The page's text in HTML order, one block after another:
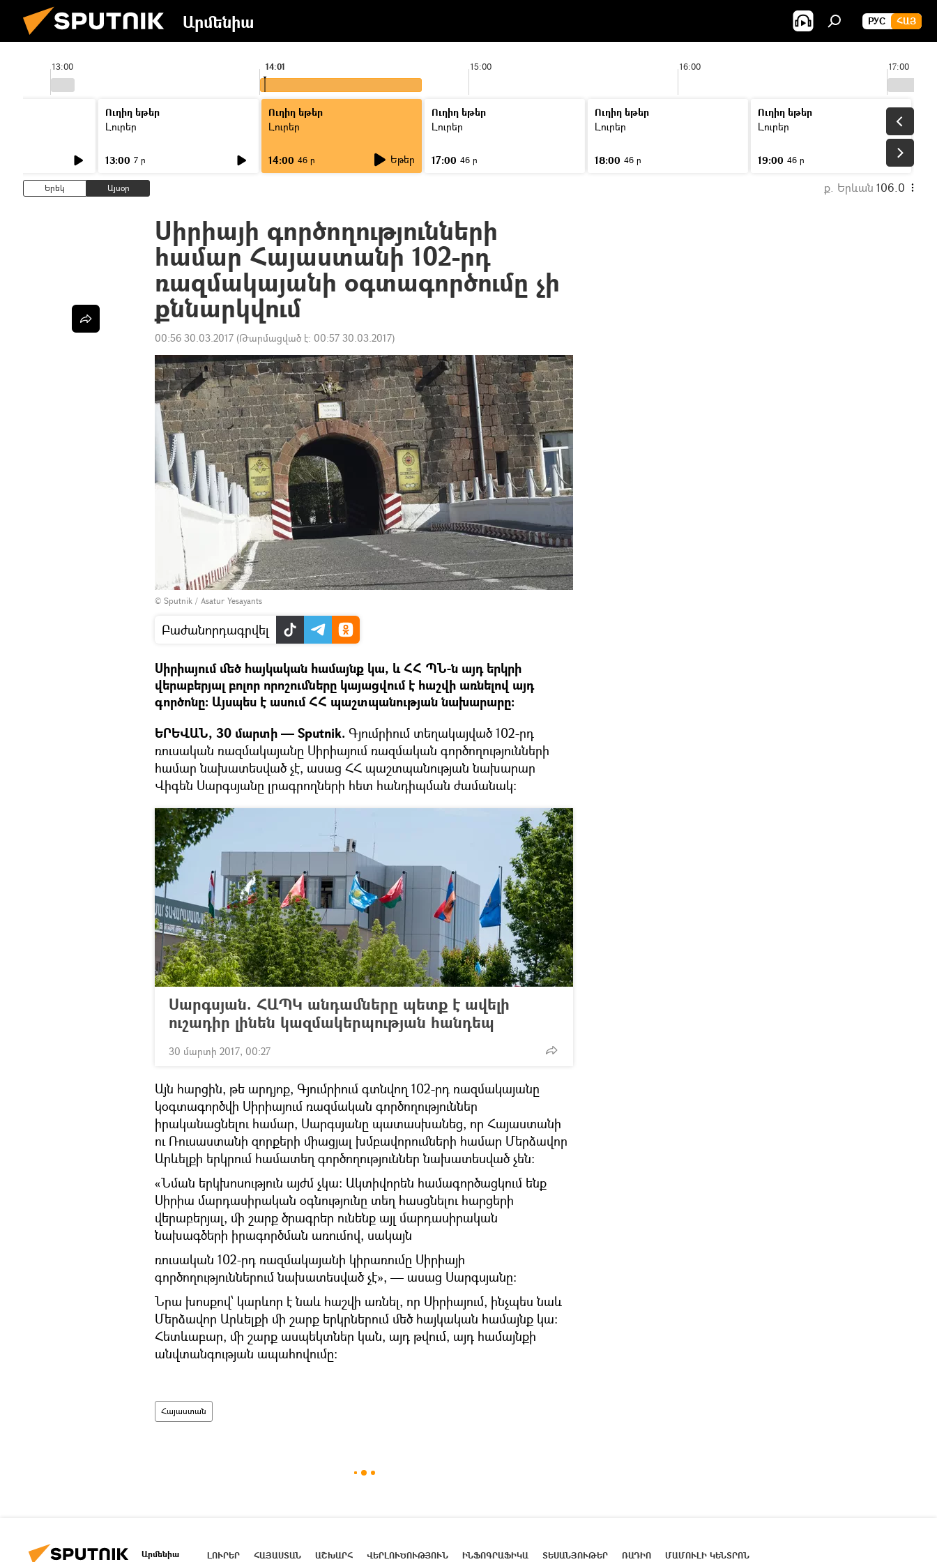
Արմենիա РУС ՀԱՅ
13:00 15:00 16:00 17:00
14:01
Ուղիղ եթեր
Լուրեր
13:00 7 ր
Ուղիղ եթեր
Լուրեր
14:00 46 ր Եթեր
Ուղիղ եթեր
Լուրեր
17:00 46 ր
Ուղիղ եթեր
Լուրեր
18:00 46 ր
Ուղիղ եթեր
Լուրեր
19:00 46 ր
Երեկ Այսօր ք. Երևան 106.0
Սիրիայի գործողությունների
համար Հայաստանի 102-րդ
ռազմակայանի օգտագործումը չի
քննարկվում
00:56 30.03.2017 (Թարմացված է: 00:57 30.03.2017)
© Sputnik / Asatur Yesayants
Բաժանորդագրվել
Սիրիայում մեծ հայկական համայնք կա, և ՀՀ ՊՆ-ն այդ երկրի
վերաբերյալ բոլոր որոշումները կայացվում է հաշվի առնելով այդ
գործոնը: Այսպես է ասում ՀՀ պաշտպանության նախարարը:
ԵՐԵՎԱՆ, 30 մարտի — Sputnik. Գյումրիում տեղակայված 102-րդ
ռուսական ռազմակայանը Սիրիայում ռազմական գործողությունների
համար նախատեսված չէ, ասաց ՀՀ պաշտպանության նախարար
Վիգեն Սարգսյանը լրագրողների հետ հանդիպման ժամանակ:
Սարգսյան. ՀԱՊԿ անդամները պետք է ավելի
ուշադիր լինեն կազմակերպության հանդեպ
30 մարտի 2017, 00:27
Այն հարցին, թե արդյոք, Գյումրիում գտնվող 102-րդ ռազմակայանը
կօգտագործվի Սիրիայում ռազմական գործողություններ
իրականացնելու համար, Սարգսյանը պատասխանեց, որ Հայաստանի
ու Ռուսաստանի զորքերի միացյալ խմբավորումների համար Մերձավոր
Արևելքի երկրում համատեղ գործողություններ նախատեսված չեն:
«Նման երկխոսություն այժմ չկա: Ակտիվորեն համագործացկում ենք
Սիրիա մարդասիրական օգնությունը տեղ հասցնելու հարցերի
վերաբերյալ, մի շարք ծրագրեր ունենք այլ մարդասիրական
նախագծերի իրագործման առումով, սակայն
ռուսական 102-րդ ռազմակայանի կիրառումը Սիրիայի
գործողություններում նախատեսված չէ», — ասաց Սարգսյանը:
Նրա խոսքով՝ կարևոր է նաև հաշվի առնել, որ Սիրիայում, ինչպես նաև
Մերձավոր Արևելքի մի շարք երկրներում մեծ հայկական համայնք կա:
Հետևաբար, մի շարք ասպեկտներ կան, այդ թվում, այդ համայնքի
անվտանգության ապահովումը:
Հայաստան
Արմենիա ԼՈՒՐԵՐ ՀԱՅԱՍՏԱՆ ԱՇԽԱՐՀ ՎԵՐԼՈՒԾՈՒԹՅՈՒՆ ԻՆՖՈԳՐԱՖԻԿԱ ՏԵՍԱՆՅՈՒԹԵՐ ՌԱԴԻՈ ՄԱՄՈՒԼԻ ԿԵՆՏՐՈՆ